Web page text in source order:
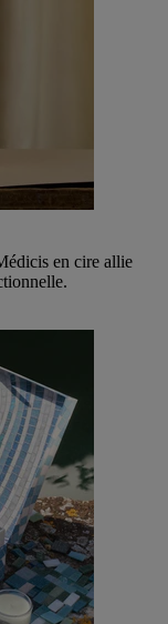
en cire allie